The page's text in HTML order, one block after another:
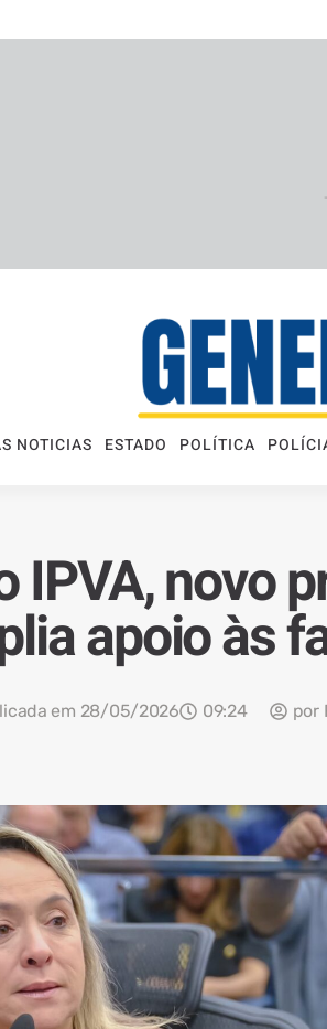
NOTICIAS ESTADO POLÍTICA
IPVA, novo
apoio às
em 28/05/2026 09:24 por